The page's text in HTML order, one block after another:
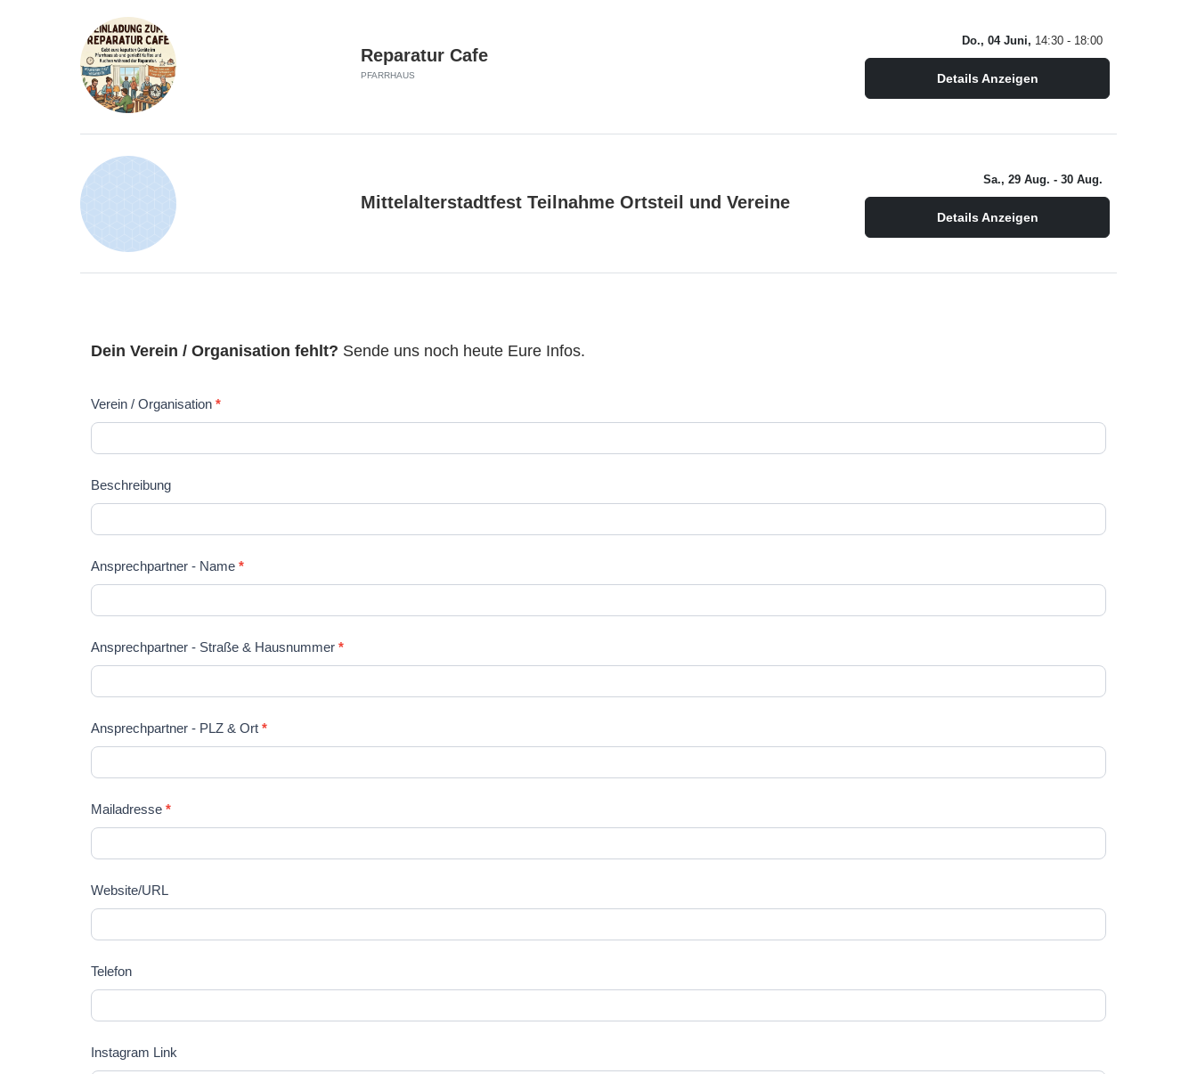
Reparatur Cafe
PFARRHAUS
Do., 04 Juni, 14:30 - 18:00
Details Anzeigen
Mittelalterstadtfest Teilnahme Ortsteil und Vereine
Sa., 29 Aug. - 30 Aug.
Details Anzeigen
Dein Verein / Organisation fehlt? Sende uns noch heute Eure Infos.
Vereine
Anmeldung
Verein / Organisation *
Beschreibung
Ansprechpartner - Name *
Ansprechpartner - Straße & Hausnummer *
Ansprechpartner - PLZ & Ort *
Mailadresse *
Website/URL
Telefon
Instagram Link